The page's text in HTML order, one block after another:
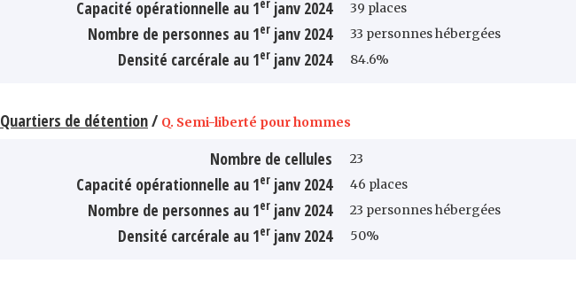
Capacité opérationnelle au 1er janv 2024 39 places
Nombre de personnes au 1er janv 2024 33 personnes hébergées
Densité carcérale au 1er janv 2024 84.6%
Quartiers de détention/ Q. Semi-liberté pour hommes
Nombre de cellules 23
Capacité opérationnelle au 1er janv 2024 46 places
Nombre de personnes au 1er janv 2024 23 personnes hébergées
Densité carcérale au 1er janv 2024 50%